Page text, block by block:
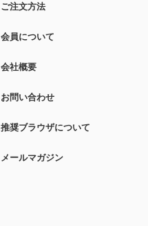
ご注文方法
会員について
会社概要
お問い合わせ
推奨ブラウザについて
メールマガジン